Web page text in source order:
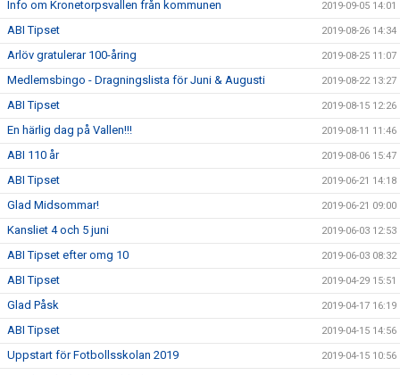
Info om Kronetorpsvallen från kommunen 2019-09-05 14:01
ABI Tipset 2019-08-26 14:34
Arlöv gratulerar 100-åring 2019-08-25 11:07
Medlemsbingo - Dragningslista för Juni & Augusti 2019-08-22 13:27
ABI Tipset 2019-08-15 12:26
En härlig dag på Vallen!!! 2019-08-11 11:46
ABI 110 år 2019-08-06 15:47
ABI Tipset 2019-06-21 14:18
Glad Midsommar! 2019-06-21 09:00
Kansliet 4 och 5 juni 2019-06-03 12:53
ABI Tipset efter omg 10 2019-06-03 08:32
ABI Tipset 2019-04-29 15:51
Glad Påsk 2019-04-17 16:19
ABI Tipset 2019-04-15 14:56
Uppstart för Fotbollsskolan 2019 2019-04-15 10:56